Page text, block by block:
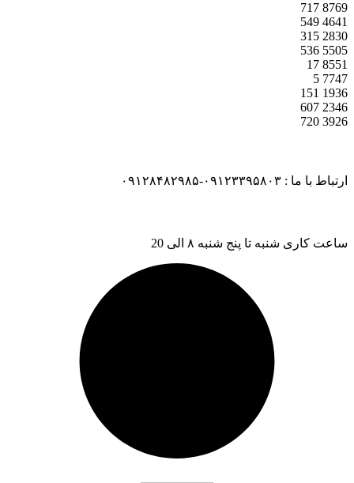
8769
717
4641
549
2830
315
5505
536
8551
17
7747
5
1936
151
2346
607
3926
720
ارتباط با ما : ۰۹۱۲۳۳۹۵۸۰۳-۰۹۱۲۸۴۸۲۹۸۵
ساعت کاری شنبه تا پنج شنبه ۸ الی 20